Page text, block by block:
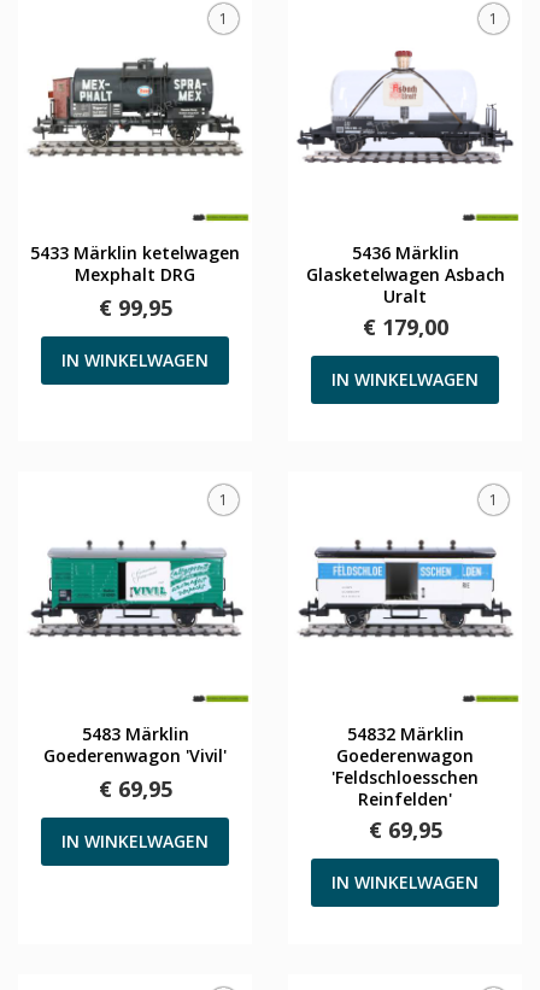
1
5433 Märklin ketelwagen
Mexphalt DRG
€ 99,95
IN WINKELWAGEN
1
5436 Märklin
Glasketelwagen Asbach
Uralt
€ 179,00
IN WINKELWAGEN
1
5483 Märklin
Goederenwagon 'Vivil'
€ 69,95
IN WINKELWAGEN
1
54832 Märklin
Goederenwagon
'Feldschloesschen
Reinfelden'
€ 69,95
IN WINKELWAGEN